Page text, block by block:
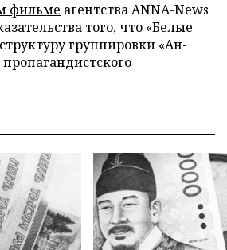
фильме агентства ANNA-News
того, что «Белые
группировки «Ан-